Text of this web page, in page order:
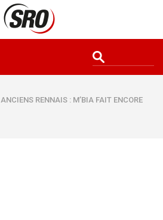
ANCIENS RENNAIS : M’BIA FAIT ENCORE